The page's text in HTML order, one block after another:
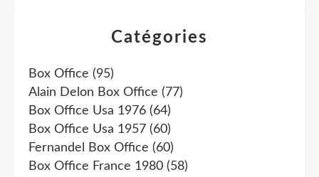
Catégories
Box Office (95)
Alain Delon Box Office (77)
Box Office Usa 1976 (64)
Box Office Usa 1957 (60)
Fernandel Box Office (60)
Box Office France 1980 (58)